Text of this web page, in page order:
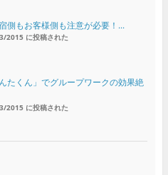
側もお客様側も注意が必要！...
2015 に投稿された
たくん」でグループワークの効果絶
2015 に投稿された